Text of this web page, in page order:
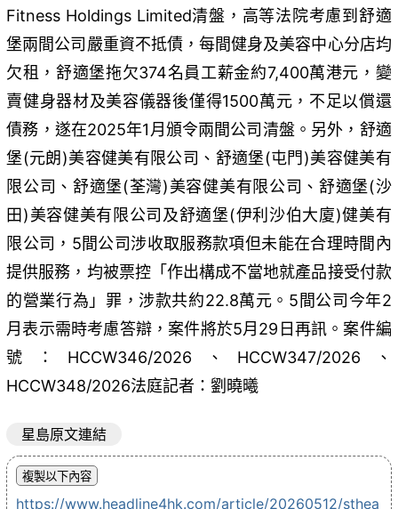
Fitness Holdings Limited清盤，高等法院考慮到舒適
堡兩間公司嚴重資不抵債，每間健身及美容中心分店均
欠租，舒適堡拖欠374名員工薪金約7,400萬港元，變
賣健身器材及美容儀器後僅得1500萬元，不足以償還
債務，遂在2025年1月頒令兩間公司清盤。另外，舒適
堡(元朗)美容健美有限公司、舒適堡(屯門)美容健美有
限公司、舒適堡(荃灣)美容健美有限公司、舒適堡(沙
田)美容健美有限公司及舒適堡(伊利沙伯大廈)健美有
限公司，5間公司涉收取服務款項但未能在合理時間內
提供服務，均被票控「作出構成不當地就產品接受付款
的營業行為」罪，涉款共約22.8萬元。5間公司今年2
月表示需時考慮答辯，案件將於5月29日再訊。案件編
號：HCCW346/2026、HCCW347/2026、
HCCW348/2026法庭記者：劉曉曦
星島原文連結
https://www.headline4hk.com/article/20260512/sthea